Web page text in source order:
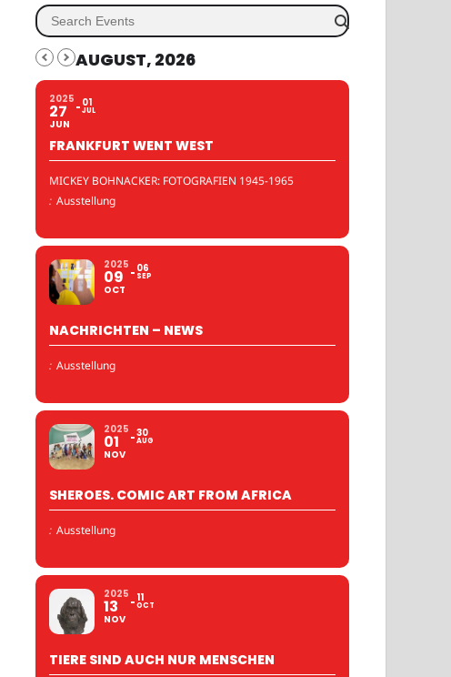
AUGUST, 2026
2025
27
JUN
01
JUL
FRANKFURT WENT WEST
MICKEY BOHNACKER: FOTOGRAFIEN 1945-1965
: Ausstellung
2025
09
OCT
06
SEP
NACHRICHTEN – NEWS
: Ausstellung
2025
01
NOV
30
AUG
SHEROES. COMIC ART FROM AFRICA
: Ausstellung
2025
13
NOV
11
OCT
TIERE SIND AUCH NUR MENSCHEN